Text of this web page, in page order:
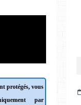
protégés, vous
par